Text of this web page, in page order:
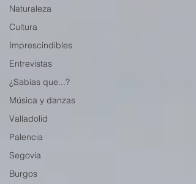
Naturaleza
Cultura
Imprescindibles
Entrevistas
¿Sabías que...?
Música y danzas
Valladolid
Palencia
Segovia
Burgos